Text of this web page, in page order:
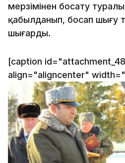
мерзімінен босату туралы
қабылданып, босап шығу
шығарды.
[caption
align="aligncenter"